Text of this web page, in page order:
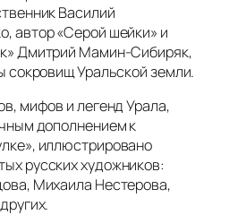
Василий
автор «Серой шейки» и
Дмитрий Мамин-Сибиряк,
сокровищ Уральской земли.
мифов и легенд Урала,
дополнением к
иллюстрировано
русских художников:
Михаила Нестерова,